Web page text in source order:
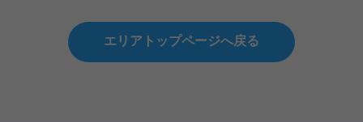
エリアトップページへ戻る